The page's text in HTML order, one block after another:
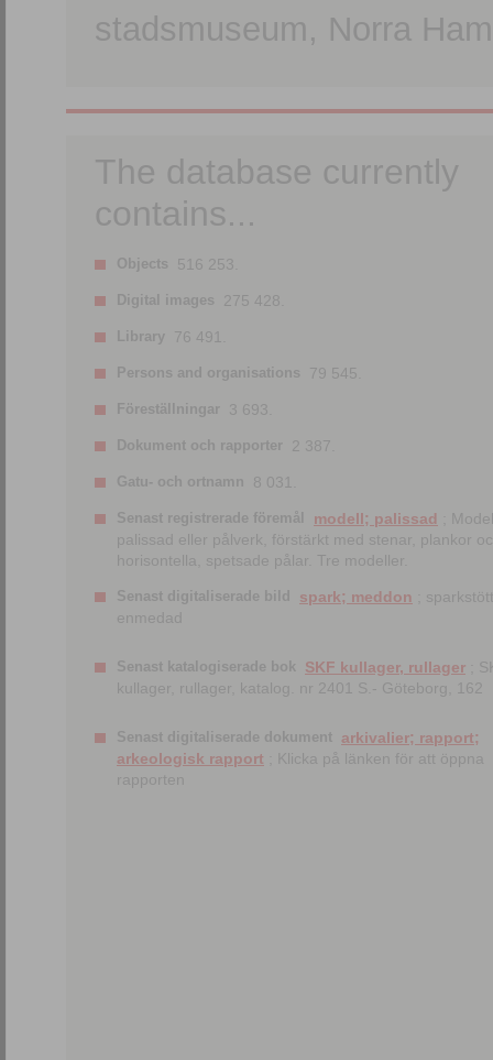
stadsmuseum, Norra
The database currently
contains...
Objects 516 253.
Digital images 275 428.
Library 76 491.
Persons and organisations 79 545.
Föreställningar 3 693.
Dokument och rapporter 2 387.
Gatu- och ortnamn 8 031.
Senast registrerade föremål modell; palissad
;
palissad eller pålverk, förstärkt med stenar, plankor
horisontella, spetsade pålar. Tre modeller.
Senast digitaliserade bild spark; meddon ;
enmedad
Senast katalogiserade bok SKF kullager, rullager ;
kullager, rullager, katalog. nr 2401 S.- Göteborg, 162
Senast digitaliserade dokument arkivalier; rapport;
arkeologisk rapport ; Klicka på länken för att öppna
rapporten